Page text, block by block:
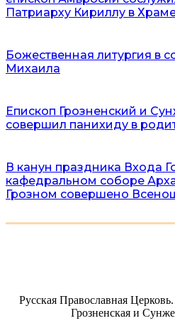
Патриарху Кириллу в
Божественная литургия в
Михаила
Епископ Грозненский и
совершил панихиду в
В канун праздника Входа
кафедральном соборе
Грозном совершено
Русская Православная
Грозненская и